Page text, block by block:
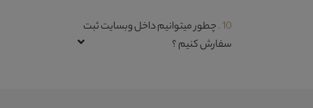
10 . چطور میتوانیم داخل وبسایت ثبت
سفارش کنیم ؟